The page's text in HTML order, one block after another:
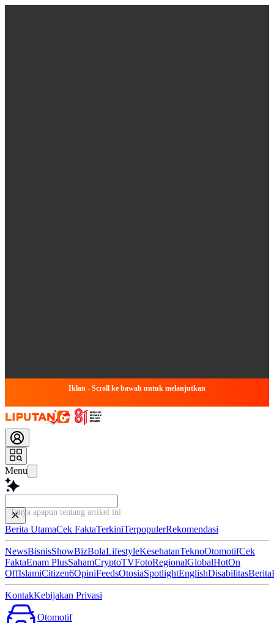
Iklan - Scroll ke bawah untuk melanjutkan
Menu
Tanya apapun tentang artikel ini...
Berita UtamaCek FaktaTerkiniTerpopulerRekomendasi
NewsBisnisShowBizBolaLifestyleKesehatanTeknoOtomotifCek
FaktaEnam PlusSahamCryptoTVFotoRegionalGlobalHotOn
OffIslamiCitizen6OpiniFeedsOtosiaSpotlightEnglishDisabilitasBerita
KontakKebijakan Privasi
Otomotif